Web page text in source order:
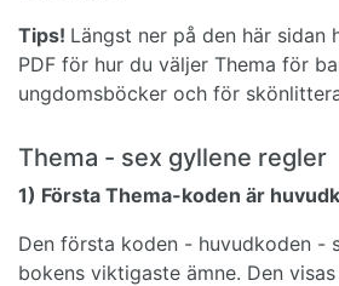
Tips! Längst ner på den här sidan
PDF för hur du väljer Thema för
ungdomsböcker och för
Thema - sex gyllene regler
1) Första Thema-koden är
Den första koden - huvudkoden -
bokens viktigaste ämne. Den